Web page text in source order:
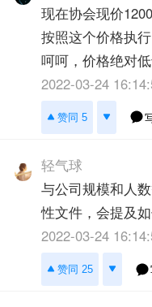
现在协会现价
按照这个价格执行
呵呵，价格绝对低
2022-03-24
赞同 5
轻气球
与公司规模和人
性文件，会提及如
2022-03-24
赞同 25